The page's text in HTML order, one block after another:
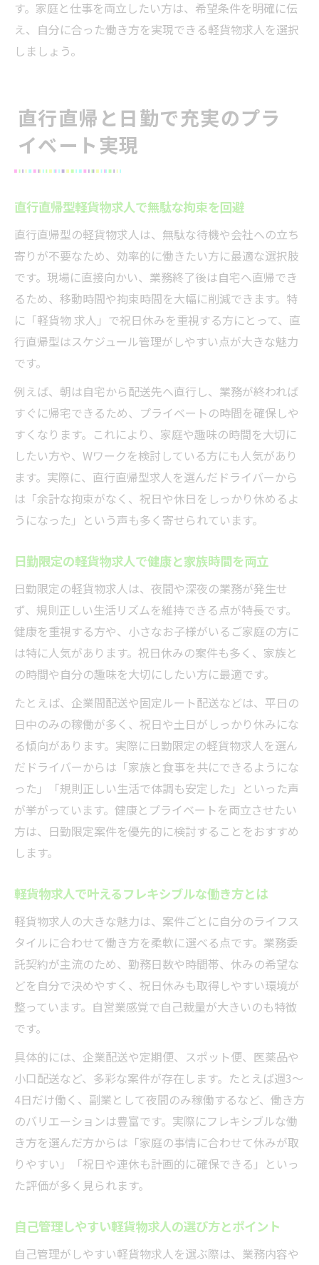
す。家庭と仕事を両立したい方は、希望条件を明確に伝
え、自分に合った働き方を実現できる軽貨物求人を選択
しましょう。
直行直帰と日勤で充実のプラ
イベート実現
直行直帰型軽貨物求人で無駄な拘束を回避
直行直帰型の軽貨物求人は、無駄な待機や会社への立ち
寄りが不要なため、効率的に働きたい方に最適な選択肢
です。現場に直接向かい、業務終了後は自宅へ直帰でき
るため、移動時間や拘束時間を大幅に削減できます。特
に「軽貨物 求人」で祝日休みを重視する方にとって、直
行直帰型はスケジュール管理がしやすい点が大きな魅力
です。
例えば、朝は自宅から配送先へ直行し、業務が終われば
すぐに帰宅できるため、プライベートの時間を確保しや
すくなります。これにより、家庭や趣味の時間を大切に
したい方や、Wワークを検討している方にも人気があり
ます。実際に、直行直帰型求人を選んだドライバーから
は「余計な拘束がなく、祝日や休日をしっかり休めるよ
うになった」という声も多く寄せられています。
日勤限定の軽貨物求人で健康と家族時間を両立
日勤限定の軽貨物求人は、夜間や深夜の業務が発生せ
ず、規則正しい生活リズムを維持できる点が特長です。
健康を重視する方や、小さなお子様がいるご家庭の方に
は特に人気があります。祝日休みの案件も多く、家族と
の時間や自分の趣味を大切にしたい方に最適です。
たとえば、企業間配送や固定ルート配送などは、平日の
日中のみの稼働が多く、祝日や土日がしっかり休みにな
る傾向があります。実際に日勤限定の軽貨物求人を選ん
だドライバーからは「家族と食事を共にできるようにな
った」「規則正しい生活で体調も安定した」といった声
が挙がっています。健康とプライベートを両立させたい
方は、日勤限定案件を優先的に検討することをおすすめ
します。
軽貨物求人で叶えるフレキシブルな働き方とは
軽貨物求人の大きな魅力は、案件ごとに自分のライフス
タイルに合わせて働き方を柔軟に選べる点です。業務委
託契約が主流のため、勤務日数や時間帯、休みの希望な
どを自分で決めやすく、祝日休みも取得しやすい環境が
整っています。自営業感覚で自己裁量が大きいのも特徴
です。
具体的には、企業配送や定期便、スポット便、医薬品や
小口配送など、多彩な案件が存在します。たとえば週3〜
4日だけ働く、副業として夜間のみ稼働するなど、働き方
のバリエーションは豊富です。実際にフレキシブルな働
き方を選んだ方からは「家庭の事情に合わせて休みが取
りやすい」「祝日や連休も計画的に確保できる」といっ
た評価が多く見られます。
自己管理しやすい軽貨物求人の選び方とポイント
自己管理がしやすい軽貨物求人を選ぶ際は、業務内容や